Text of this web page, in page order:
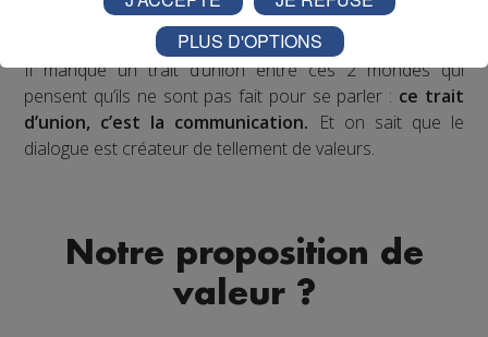
génération et de ses prescripteurs,à commencer par
le cœur du réacteur en Haute-Savoie !
Il manque un trait d’union entre ces 2 mondes qui
pensent qu’ils ne sont pas fait pour se parler : ce trait
d’union, c’est la communication. Et on sait que le
dialogue est créateur de tellement de valeurs.
Notre proposition de
valeur ?
PLUS D'OPTIONS